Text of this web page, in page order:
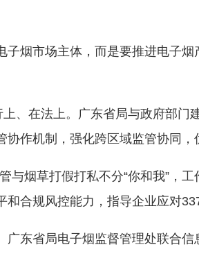
烟市场主体，而是要推进电子
、在法上。广东省局与政府部
作机制，强化跨区域监管协同，
与烟草打假打私不分“你和我”
合规风控能力，指导企业应对
东省局电子烟监督管理处联合